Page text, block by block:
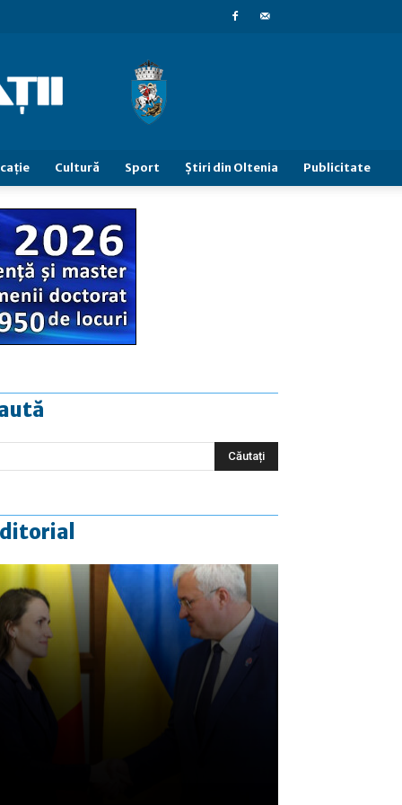
Cultură Sport Știri din Oltenia Publicitate